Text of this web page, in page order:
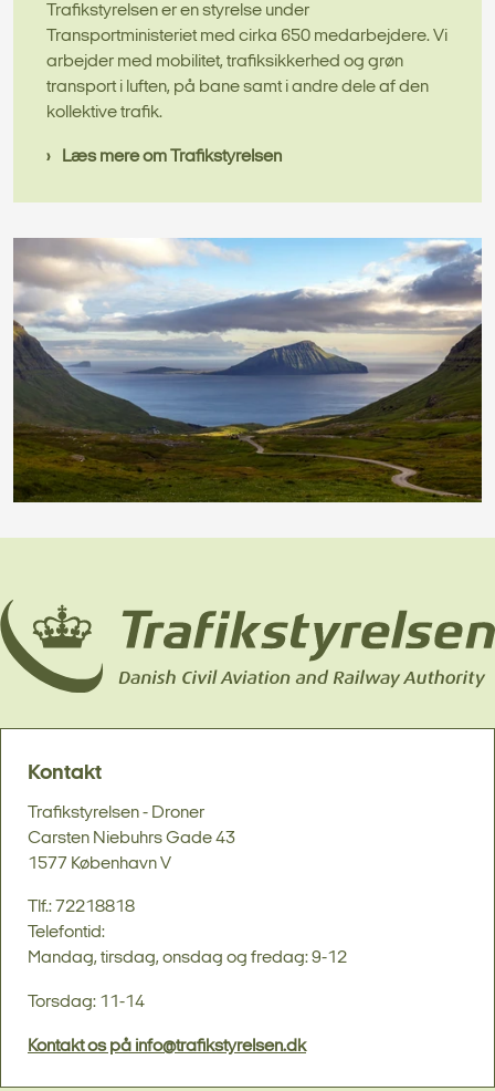
Trafikstyrelsen er en styrelse under
Transportministeriet med cirka 650 medarbejdere. Vi
arbejder med mobilitet, trafiksikkerhed og grøn
transport i luften, på bane samt i andre dele af den
kollektive trafik.
Læs mere om Trafikstyrelsen
Kontakt
Trafikstyrelsen - Droner
Carsten Niebuhrs Gade 43
1577 København V
Tlf.: 72218818
Telefontid:
Mandag, tirsdag, onsdag og fredag: 9-12
Torsdag: 11-14
Kontakt os på info@trafikstyrelsen.dk